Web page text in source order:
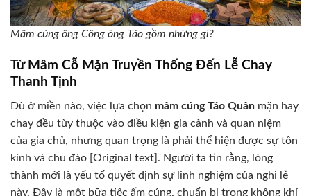
Mâm cúng ông Công ông Táo gồm những gì?
Từ Mâm Cỗ Mặn Truyền Thống Đến Lễ Chay
Thanh Tịnh
Dù ở miền nào, việc lựa chọn mâm cúng Táo Quân mặn hay
chay đều tùy thuộc vào điều kiện gia cảnh và quan niệm
của gia chủ, nhưng quan trọng là phải thể hiện được sự tôn
kính và chu đáo [Original text]. Người ta tin rằng, lòng
thành mới là yếu tố quyết định sự linh nghiệm của nghi lễ
này. Đây là một bữa tiệc ấm cúng, chuẩn bị trong không khí